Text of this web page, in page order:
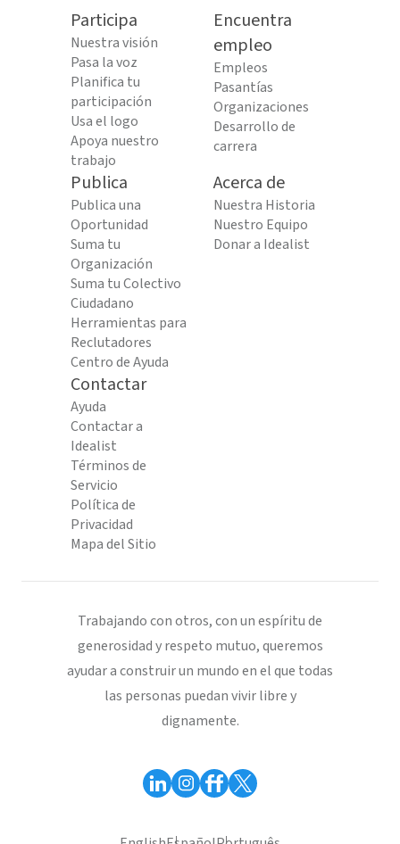
Participa
Nuestra visión
Pasa la voz
Planifica tu
participación
Usa el logo
Apoya nuestro
trabajo
Encuentra
empleo
Empleos
Pasantías
Organizaciones
Desarrollo de
carrera
Publica
Publica una
Oportunidad
Suma tu
Organización
Suma tu Colectivo
Ciudadano
Herramientas para
Reclutadores
Centro de Ayuda
Acerca de
Nuestra Historia
Nuestro Equipo
Donar a Idealist
Contactar
Ayuda
Contactar a
Idealist
Términos de
Servicio
Política de
Privacidad
Mapa del Sitio
Trabajando con otros, con un espíritu de
generosidad y respeto mutuo, queremos
ayudar a construir un mundo en el que todas
las personas puedan vivir libre y
dignamente.